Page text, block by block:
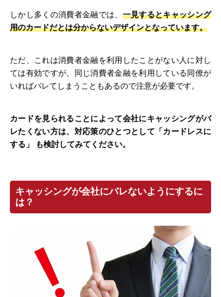
しかし多くの消費者金融では、 一見するとキャッシング
用のカードだとは分からないデザインとなっています。
ただ、これは消費者金融を利用したことがない人に対し
ては有効ですが、同じ消費者金融を利用している同僚が
いればバレてしまうこともあるので注意が必要です。
カードを見られることによって会社にキャッシングがバ
レたくない方は、対応策のひとつとして「カードレスに
する」 も検討してみてください。
キャッシングが会社にバレないようにするに
は？